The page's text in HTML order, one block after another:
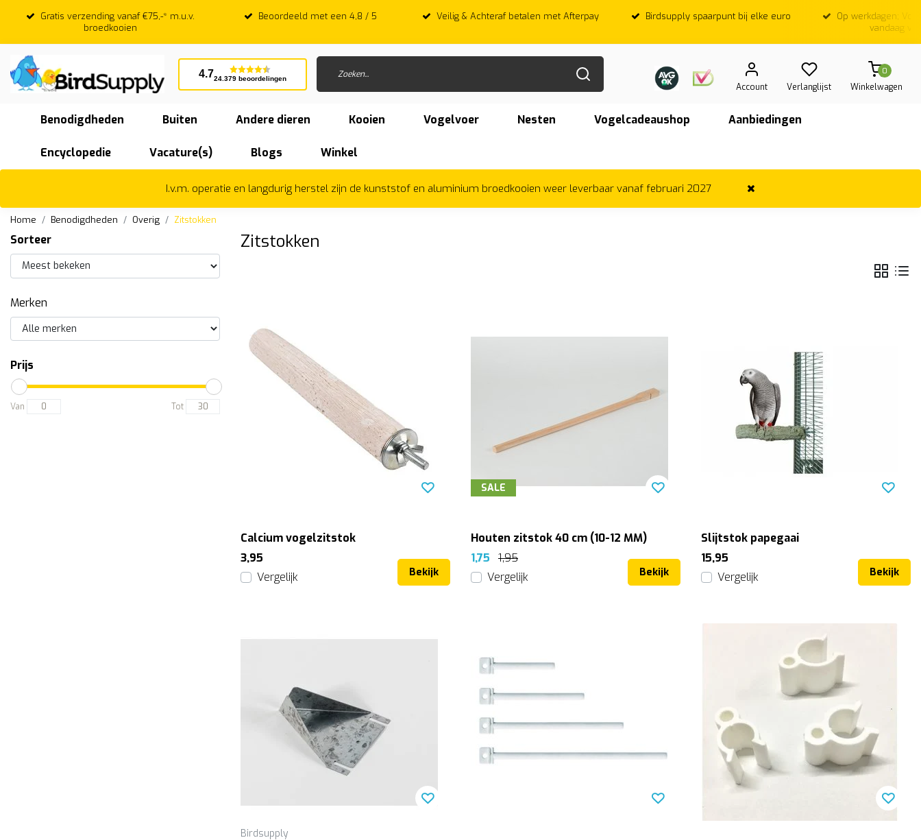
Gratis verzending vanaf €75,-* m.u.v.
broedkooien
Beoordeeld met een 4,8 / 5 Veilig & Achteraf betalen met Afterpay Birdsupply spaarpunt bij elke euro
Op werkdagen;
vandaag
4.724.379 beoordelingen
Account Verlanglijst
0
Winkelwagen
Benodigdheden Buiten Andere dieren Kooien Vogelvoer Nesten Vogelcadeaushop Aanbiedingen
Encyclopedie Vacature(s) Blogs Winkel
I.v.m. operatie en langdurig herstel zijn de kunststof en aluminium broedkooien weer leverbaar vanaf februari 2027
Home Benodigdheden Overig Zitstokken
Sorteer
Merken
Prijs
Van Tot
Zitstokken
Calcium vogelzitstok
3,95
Vergelijk
Bekijk
SALE
Houten zitstok 40 cm (10-12 MM)
1,75
1,95
Vergelijk
Bekijk
Slijtstok papegaai
15,95
Vergelijk
Bekijk
Birdsupply